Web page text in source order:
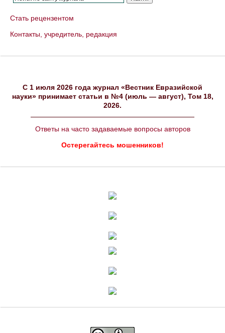
Стать рецензентом
Контакты, учредитель, редакция
C 1 июля 2026 года журнал «Вестник Евразийской
науки» принимает статьи в №4 (июль — август), Том 18,
2026.
Ответы на часто задаваемые вопросы авторов
Остерегайтесь мошенников!